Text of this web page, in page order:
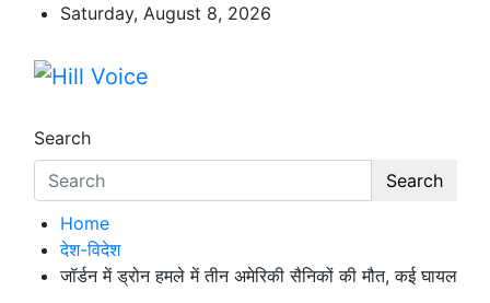
content
Saturday, August 8, 2026
Search
Search
Home
देश-विदेश
जॉर्डन में ड्रोन हमले में तीन अमेरिकी सैनिकों की मौत, कई घायल